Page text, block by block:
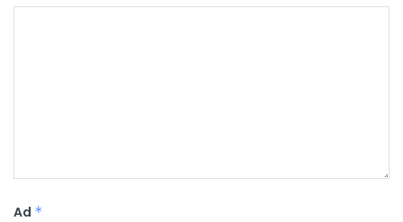
Ad *